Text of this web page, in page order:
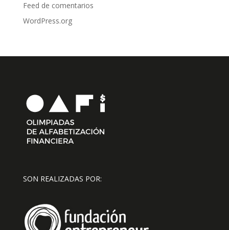
Feed de comentarios
WordPress.org
SON REALIZADAS POR: